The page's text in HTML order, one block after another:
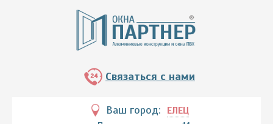
Связаться с нами
Ваш город: ЕЛЕЦ